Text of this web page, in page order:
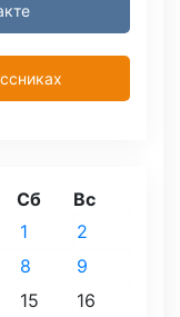
Сб Вс
1
2
8
9
15
16